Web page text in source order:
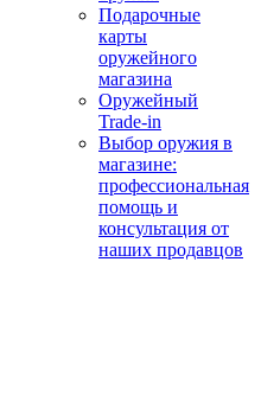
Подарочные
карты
оружейного
магазина
Оружейный
Trade-in
Выбор оружия в
магазине:
профессиональная
помощь и
консультация от
наших продавцов